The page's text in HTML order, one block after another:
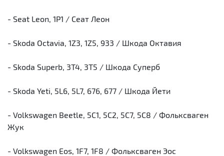
- Seat Leon, 1P1 / Сеат Леон
- Skoda Octavia, 1Z3, 1Z5, 933 / Шкода Октавия
- Skoda Superb, 3T4, 3T5 / Шкода Суперб
- Skoda Yeti, 5L6, 5L7, 676, 677 / Шкода Йети
- Volkswagen Beetle, 5C1, 5C2, 5C7, 5C8 / Фольксваген
Жук
- Volkswagen Eos, 1F7, 1F8 / Фольксваген Эос